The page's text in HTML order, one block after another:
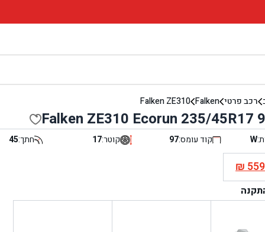
רכב פרטי Falken
Falken ZE310
Falken ZE310 Ecorun 235/45R17
W קוד עומס:97 קוטר:17 חתך:45
₪559